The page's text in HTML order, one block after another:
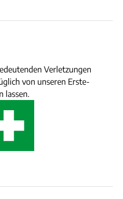
Verletzungen
von unseren Erste-
lassen.